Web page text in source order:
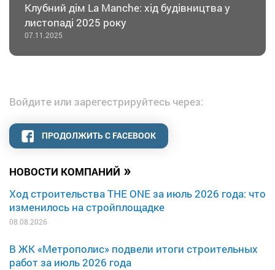
НОВОСТИ КОМПАНИЙ »
Ход строительства THE ONE за июль 2026 года: что
изменилось на стройплощадке
08.08.2026
В ЖК «Метрополис» подвели итоги строительных
работ за июль 2026 года
Клубний дім La Manche: хід будівництва у
листопаді 2025 року
07.11.2025
Войдите или зарегестрируйтесь через:
ПРОДОЛЖИТЬ С FACEBOOK